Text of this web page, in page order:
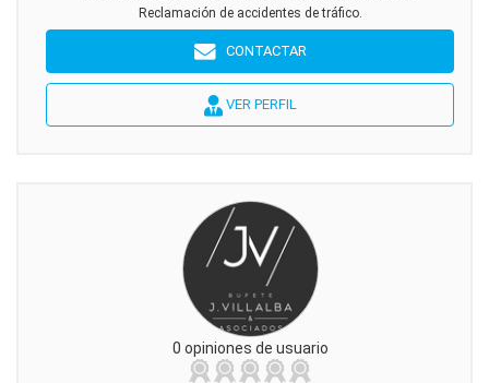
Reclamación de accidentes de tráfico.
CONTACTAR
VER PERFIL
0 opiniones de usuario